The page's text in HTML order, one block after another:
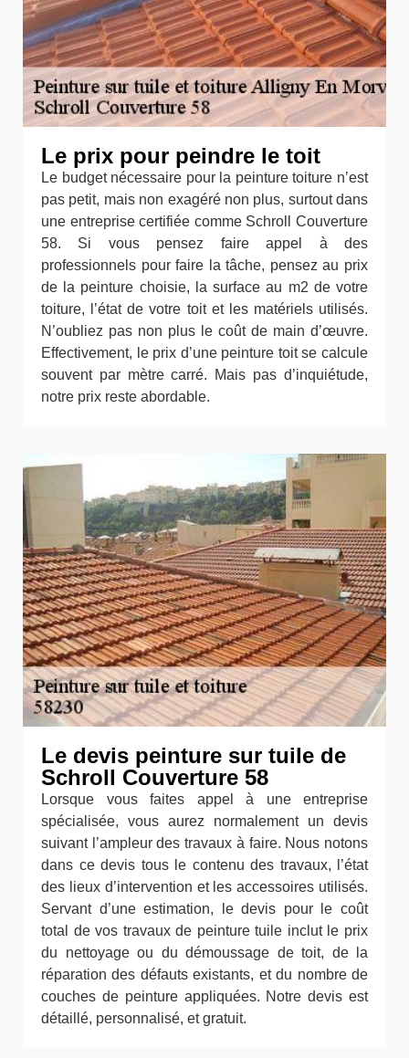
Le prix pour peindre le toit
Le budget nécessaire pour la peinture toiture n’est
pas petit, mais non exagéré non plus, surtout dans
une entreprise certifiée comme Schroll Couverture
58. Si vous pensez faire appel à des
professionnels pour faire la tâche, pensez au prix
de la peinture choisie, la surface au m2 de votre
toiture, l’état de votre toit et les matériels utilisés.
N’oubliez pas non plus le coût de main d’œuvre.
Effectivement, le prix d’une peinture toit se calcule
souvent par mètre carré. Mais pas d’inquiétude,
notre prix reste abordable.
Le devis peinture sur tuile de
Schroll Couverture 58
Lorsque vous faites appel à une entreprise
spécialisée, vous aurez normalement un devis
suivant l’ampleur des travaux à faire. Nous notons
dans ce devis tous le contenu des travaux, l’état
des lieux d’intervention et les accessoires utilisés.
Servant d’une estimation, le devis pour le coût
total de vos travaux de peinture tuile inclut le prix
du nettoyage ou du démoussage de toit, de la
réparation des défauts existants, et du nombre de
couches de peinture appliquées. Notre devis est
détaillé, personnalisé, et gratuit.